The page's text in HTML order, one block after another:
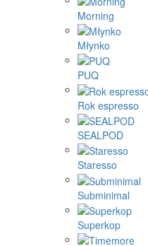
Morning
Młynko
PUQ
Rok espresso
SEALPOD
Staresso
Subminimal
Superkop